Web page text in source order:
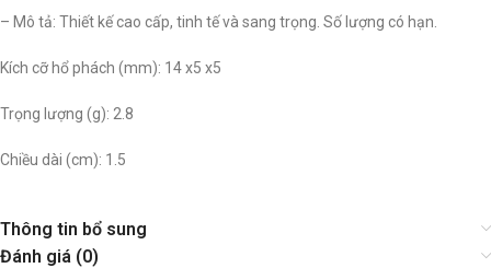
– Mô tả: Thiết kế cao cấp, tinh tế và sang trọng. Số lượng có hạn.
Kích cỡ hổ phách (mm): 14 x5 x5
Trọng lượng (g): 2.8
Chiều dài (cm): 1.5
Thông tin bổ sung
Đánh giá (0)